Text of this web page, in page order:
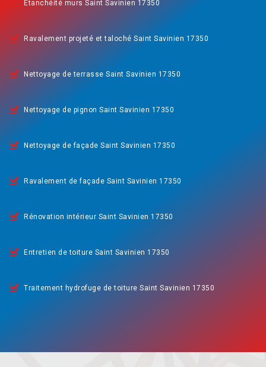
Etanchéité murs Saint Savinien 17350
Ravalement projeté et taloché Saint Savinien 17350
Nettoyage de terrasse Saint Savinien 17350
Nettoyage de pignon Saint Savinien 17350
Nettoyage de façade Saint Savinien 17350
Ravalement de façade Saint Savinien 17350
Rénovation intérieur Saint Savinien 17350
Entretien de toiture Saint Savinien 17350
Traitement hydrofuge de toiture Saint Savinien 17350